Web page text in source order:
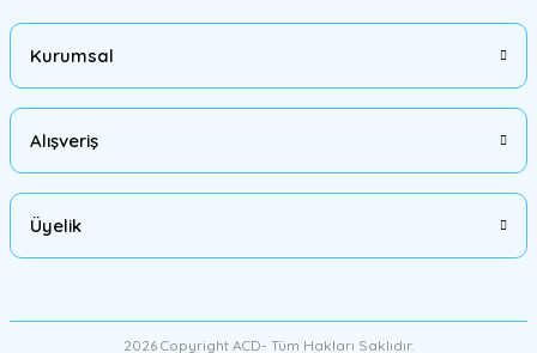
Kurumsal
Alışveriş
Üyelik
2026 Copyright ACD- Tüm Hakları Saklıdır.